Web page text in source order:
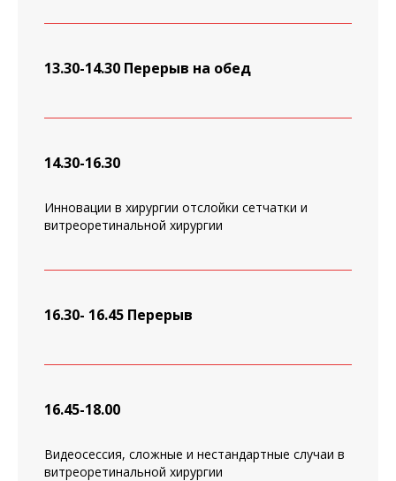
13.30-14.30 Перерыв на обед
14.30-16.30
Инновации в хирургии отслойки сетчатки и
витреоретинальной хирургии
16.30- 16.45 Перерыв
16.45-18.00
Видеосессия, сложные и нестандартные случаи в
витреоретинальной хирургии